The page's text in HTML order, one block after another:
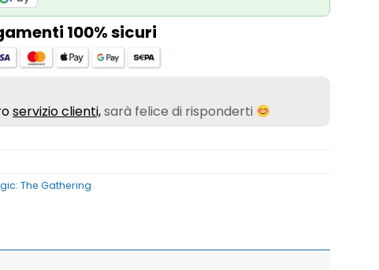
100% sicuri
servizio clienti,sarà felice di risponderti
The Gathering